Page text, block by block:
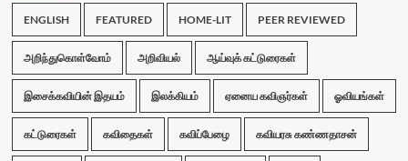
ENGLISH FEATURED HOME-LIT PEER REVIEWED
அறிந்துகொள்வோம் அறிவியல் ஆய்வுக் கட்டுரைகள்
இசைக்கவியின் இதயம் இலக்கியம் ஏனைய கவிஞர்கள் ஓவியங்கள்
கட்டுரைகள் கவிதைகள் கவிப்பேழை கவியரசு கண்ணதாசன்